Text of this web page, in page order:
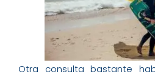
Otra consulta bastante